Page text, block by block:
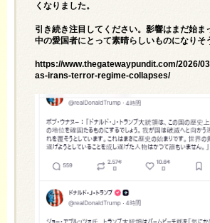
くなりました。
引き続き注目してください。影響はまだ始ま
中の愛国者にとって素晴らしいものになりそ
https://www.thegatewaypundit.com/2026/
as-irans-terror-regime-collapses/